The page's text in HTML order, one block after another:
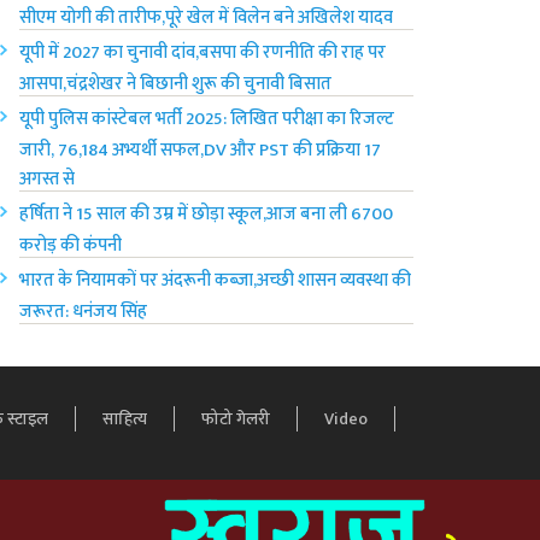
सीएम योगी की तारीफ,पूरे खेल में विलेन बने अखिलेश यादव
यूपी में 2027 का चुनावी दांव,बसपा की रणनीति की राह पर
आसपा,चंद्रशेखर ने बिछानी शुरू की चुनावी बिसात
यूपी पुलिस कांस्टेबल भर्ती 2025: लिखित परीक्षा का रिजल्ट
जारी, 76,184 अभ्यर्थी सफल,DV और PST की प्रक्रिया 17
अगस्त से
हर्षिता ने 15 साल की उम्र में छोड़ा स्कूल,आज बना ली 6700
करोड़ की कंपनी
भारत के नियामकों पर अंदरूनी कब्जा,अच्छी शासन व्यवस्था की
जरूरत: धनंजय सिंह
साहित्य फोटो गेलरी
Video